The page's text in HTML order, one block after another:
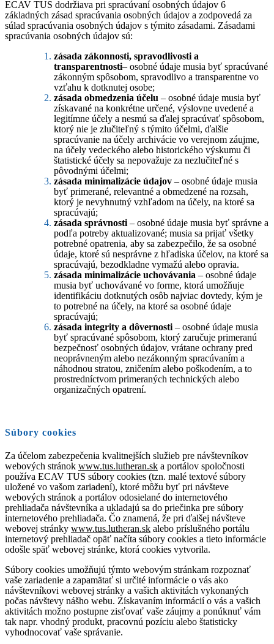
ECAV TUS dodržiava pri spracúvaní osobných údajov 6
základných zásad spracúvania osobných údajov a zodpovedá za
súlad spracúvania osobných údajov s týmito zásadami. Zásadami
spracúvania osobných údajov sú:
zásada zákonnosti, spravodlivosti a
transparentnosti– osobné údaje musia byť spracúvané
zákonným spôsobom, spravodlivo a transparentne vo
vzťahu k dotknutej osobe;
zásada obmedzenia účelu – osobné údaje musia byť
získavané na konkrétne určené, výslovne uvedené a
legitímne účely a nesmú sa ďalej spracúvať spôsobom,
ktorý nie je zlučiteľný s týmito účelmi, ďalšie
spracúvanie na účely archivácie vo verejnom záujme,
na účely vedeckého alebo historického výskumu či
štatistické účely sa nepovažuje za nezlučiteľné s
pôvodnými účelmi;
zásada minimalizácie údajov – osobné údaje musia
byť primerané, relevantné a obmedzené na rozsah,
ktorý je nevyhnutný vzhľadom na účely, na ktoré sa
spracúvajú;
zásada správnosti – osobné údaje musia byť správne a
podľa potreby aktualizované; musia sa prijať všetky
potrebné opatrenia, aby sa zabezpečilo, že sa osobné
údaje, ktoré sú nesprávne z hľadiska účelov, na ktoré sa
spracúvajú, bezodkladne vymažú alebo opravia.
zásada minimalizácie uchovávania – osobné údaje
musia byť uchovávané vo forme, ktorá umožňuje
identifikáciu dotknutých osôb najviac dovtedy, kým je
to potrebné na účely, na ktoré sa osobné údaje
spracúvajú;
zásada integrity a dôvernosti – osobné údaje musia
byť spracúvané spôsobom, ktorý zaručuje primeranú
bezpečnosť osobných údajov, vrátane ochrany pred
neoprávneným alebo nezákonným spracúvaním a
náhodnou stratou, zničením alebo poškodením, a to
prostredníctvom primeraných technických alebo
organizačných opatrení.
Súbory cookies
Za účelom zabezpečenia kvalitnejších služieb pre návštevníkov
webových stránok www.tus.lutheran.sk a portálov spoločnosti
používa ECAV TUS súbory cookies (tzn. malé textové súbory
uložené vo vašom zariadení), ktoré môžu byť pri návšteve
webových stránok a portálov odosielané do internetového
prehliadača návštevníka a ukladajú sa do priečinka pre súbory
internetového prehliadača. Čo znamená, že pri ďalšej návšteve
webovej stránky www.tus.lutheran.sk alebo príslušného portálu
internetový prehliadač opäť načíta súbory cookies a tieto informácie
odošle späť webovej stránke, ktorá cookies vytvorila.
Súbory cookies umožňujú týmto webovým stránkam rozpoznať
vaše zariadenie a zapamätať si určité informácie o vás ako
návštevníkovi webovej stránky a vašich aktivitách vykonaných
počas návštevy nášho webu. Získavaním informácií o vás a vašich
aktivitách možno postupne zisťovať vaše záujmy a ponúknuť vám
tak napr. vhodný produkt, pracovnú pozíciu alebo štatisticky
vyhodnocovať vaše správanie.